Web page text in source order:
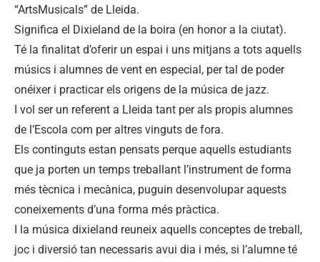
“ArtsMusicals” de Lleida.
Significa el Dixieland de la boira (en honor a la ciutat).
Té la finalitat d’oferir un espai i uns mitjans a tots aquells
músics i alumnes de vent en especial, per tal de poder
onéixer i practicar els origens de la música de jazz.
I vol ser un referent a Lleida tant per als propis alumnes
de l’Escola com per altres vinguts de fora.
Els continguts estan pensats perque aquells estudiants
que ja porten un temps treballant l’instrument de forma
més tècnica i mecànica, puguin desenvolupar aquests
coneixements d’una forma més pràctica.
I la música dixieland reuneix aquells conceptes de treball,
joc i diversió tan necessaris avui dia i més, si l’alumne té